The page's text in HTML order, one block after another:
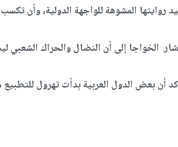
روايتها المشوهة للواجهة الدولية، وأن
الخواجا إلى أن النضال والحراك
أن بعض الدول العربية بدأت تهرول